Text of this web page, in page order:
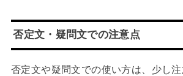
否定文・疑問文での注意点
否定文や疑問文での使い方は、少し注